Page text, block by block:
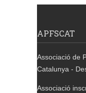
APFSCAT
Associació de
Catalunya -
Associació